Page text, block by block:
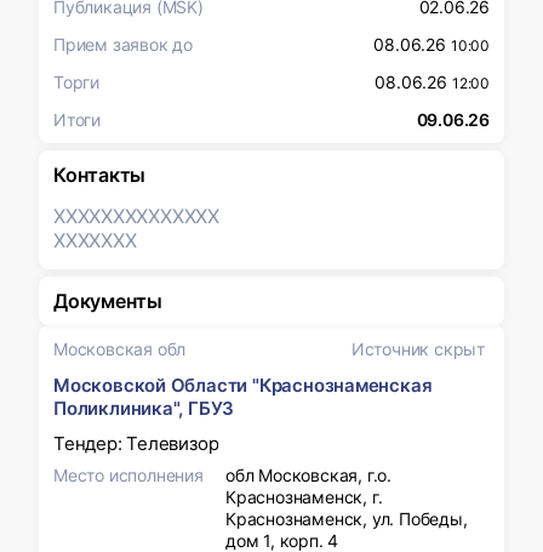
Московская обл Источник скрыт
Московской Области "Краснознаменская
Поликлиника", ГБУЗ
Тендер: Телевизор
Место исполнения
обл Московская, г.о.
Краснознаменск, г.
Краснознаменск, ул. Победы,
дом 1, корп. 4
Публикация (MSK)
02.06.26
Прием заявок до
08.06.26 10:00
Торги 08.06.26 12:00
Итоги 09.06.26
Контакты
XXXXXXXXXXXXXX
XXXXXXX
Документы